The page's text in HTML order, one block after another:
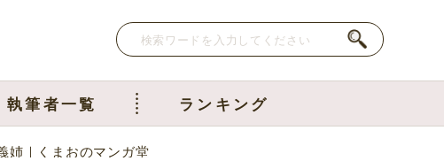
執筆者一覧 ランキング
姉｜くまおのマンガ堂